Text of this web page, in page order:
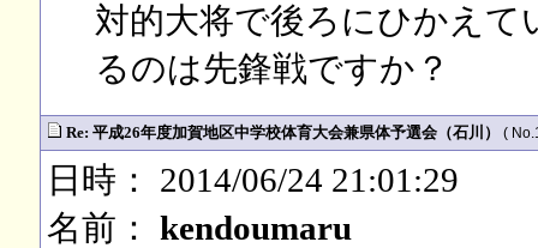
対的大将で後ろにひかえ
るのは先鋒戦ですか？
Re: 平成26年度加賀地区中学校体育大会兼県体予選会（石川） (
日時： 2014/06/24 21:01:29
名前： kendoumaru